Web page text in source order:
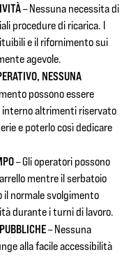
– Nessuna necessita di
procedure di ricarica. I
e il rifornimento sui
agevole.
NESSUNA
possono essere
interno altrimenti riservato
e poterlo così dedicare
– Gli operatori possono
mentre il serbatoio
normale svolgimento
durante i turni di lavoro.
– Nessuna
alla facile accessibilità